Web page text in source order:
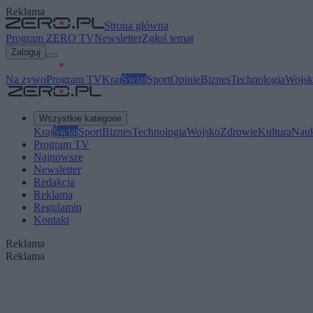
Reklama
Strona główna
Program ZERO TVNewsletterZgłoś temat
Zaloguj
Na żywoProgram TVKrajŚwiatSportOpinieBiznesTechnologia
Wszystkie kategorie
KrajŚwiatSportBiznesTechnologiaWojskoZdrowieKultura
Program TV
Najnowsze
Newsletter
Redakcja
Reklama
Regulamin
Kontakt
Reklama
Reklama